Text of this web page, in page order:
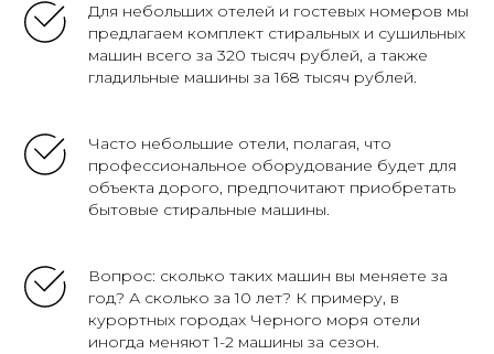
Для небольших отелей и гостевых номеров мы
предлагаем комплект стиральных и сушильных
машин всего за 320 тысяч рублей, а также
гладильные машины за 168 тысяч рублей.
Часто небольшие отели, полагая, что
профессиональное оборудование будет для
объекта дорого, предпочитают приобретать
бытовые стиральные машины.
Вопрос: сколько таких машин вы меняете за
год? А сколько за 10 лет? К примеру, в
курортных городах Черного моря отели
иногда меняют 1-2 машины за сезон.